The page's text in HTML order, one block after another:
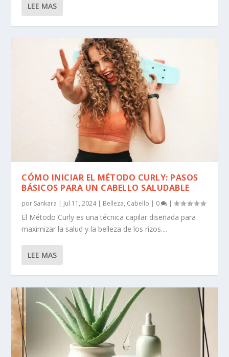
LEE MAS
CÓMO INICIAR EL MÉTODO CURLY: PASOS
BÁSICOS PARA UN CABELLO SALUDABLE
por Sankara | Jul 11, 2024| Belleza, Cabello | 0 |
El Método Curly es una técnica capilar diseñada para
maximizar la salud y la belleza de los rizos....
LEE MAS